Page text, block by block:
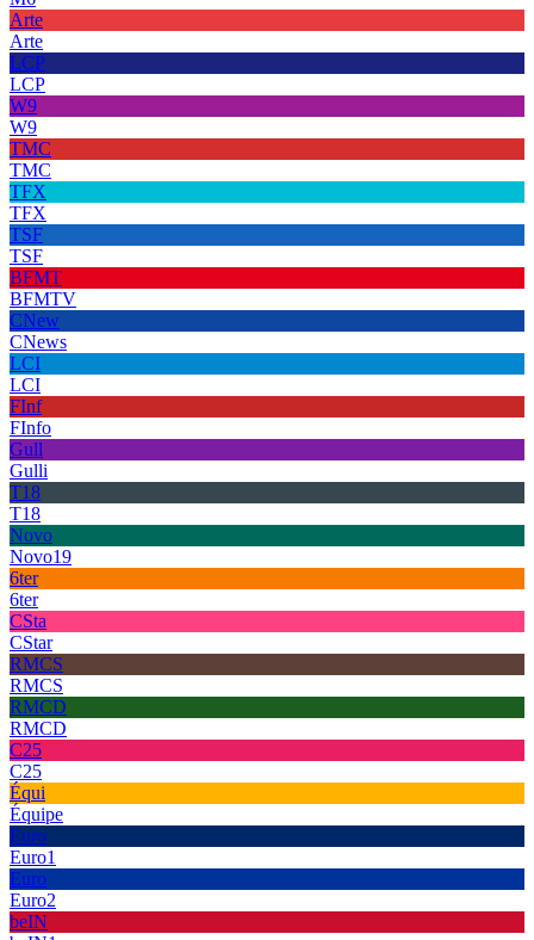
Arte
Arte
LCP
LCP
W9
W9
TMC
TMC
TFX
TFX
TSF
TSF
BFMT
BFMTV
CNew
CNews
LCI
LCI
FInf
FInfo
Gull
Gulli
T18
T18
Novo
Novo19
6ter
6ter
CSta
CStar
RMCS
RMCS
RMCD
RMCD
C25
C25
Équi
Équipe
Euro
Euro1
Euro
Euro2
beIN